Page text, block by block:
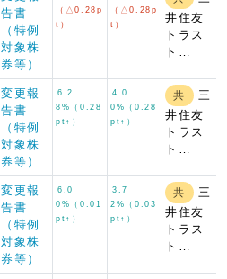
告書
（特例
対象株
券等）
（△0.28p
t）
（△0.28p
t）
井住友
トラス
ト…
変更報
告書
（特例
対象株
券等）
6.2
8%（0.28
pt↑）
4.0
0%（0.28
pt↑）
共
三
井住友
トラス
ト…
変更報
告書
（特例
対象株
券等）
6.0
0%（0.01
pt↑）
3.7
2%（0.03
pt↑）
共
三
井住友
トラス
ト…